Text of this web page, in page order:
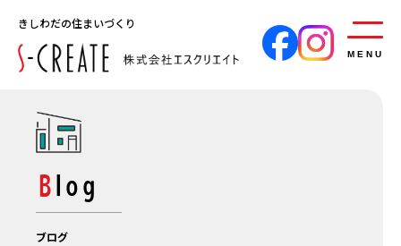
きしわだの住まいづくり
MENU
Blog
ブログ